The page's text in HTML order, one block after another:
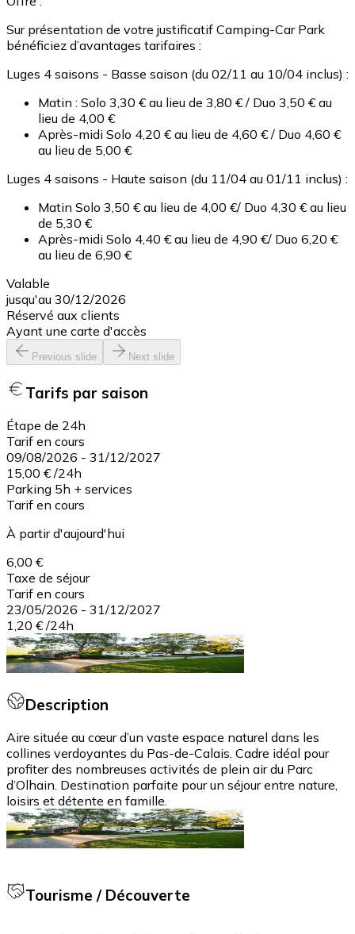
Sur présentation de votre justificatif Camping-Car Park
bénéficiez d’avantages tarifaires :
Luges 4 saisons - Basse saison (du 02/11 au 10/04 inclus) :
Matin : Solo 3,30 € au lieu de 3,80 € / Duo 3,50 € au
lieu de 4,00 €
Après-midi Solo 4,20 € au lieu de 4,60 € / Duo 4,60 €
au lieu de 5,00 €
Luges 4 saisons - Haute saison (du 11/04 au 01/11 inclus) :
Matin Solo 3,50 € au lieu de 4,00 €/ Duo 4,30 € au lieu
de 5,30 €
Après-midi Solo 4,40 € au lieu de 4,90 €/ Duo 6,20 €
au lieu de 6,90 €
Valable
jusqu'au 30/12/2026
Réservé aux clients
Ayant une carte d'accès
Previous slide Next slide
Tarifs par saison
Étape de 24h
Tarif en cours
09/08/2026 - 31/12/2027
15,00 € /24h
Parking 5h + services
Tarif en cours
À partir d'aujourd'hui
6,00 €
Taxe de séjour
Tarif en cours
23/05/2026 - 31/12/2027
1,20 € /24h
Description
Aire située au cœur d’un vaste espace naturel dans les
collines verdoyantes du Pas-de-Calais. Cadre idéal pour
profiter des nombreuses activités de plein air du Parc
d’Olhain. Destination parfaite pour un séjour entre nature,
loisirs et détente en famille.
Tourisme / Découverte